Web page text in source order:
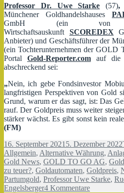
Professor Dr. Uwe Starke (57),
Münchener Goldhandelshauses
GmbH (ein von
Wirtschaftsauskunft SCOREDEX
Anbieter) und Geschäftsführer der
(ein Tochterunternehmen der GOLD
Portal Gold-Reporter.comauf die
abschreckend sei:
„Nein, ich gebe Fondsinvestor
langfristigen Perspektiven von Gold
Grund, warum er das sagt, ist: Das
rauf. Der Goldpreis muss weiter
stärker wächst. Es gibt sonst kein
(FM)
Veröffentlicht
am
16. September 20215. Dezember 2022
Allgemein, Alternative Währung,
Gold News, GOLD TO GO AG,
zu teuer?, Goldautomaten, Goldpreis,
Partumgold, Professor Uwe Starke,
Engelsberger4 Kommentarezu